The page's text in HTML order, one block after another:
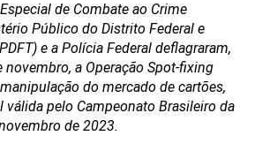
de Combate ao Crime
Público do Distrito Federal e
e a Polícia Federal deflagraram,
novembro, a Operação Spot-fixing
do mercado de cartões,
válida pelo Campeonato Brasileiro da
de 2023.